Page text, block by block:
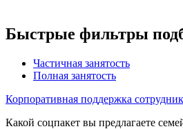
Быстрые фильтры
Частичная занятость
Полная занятость
Корпоративная поддержка
Какой соцпакет вы предлагаете